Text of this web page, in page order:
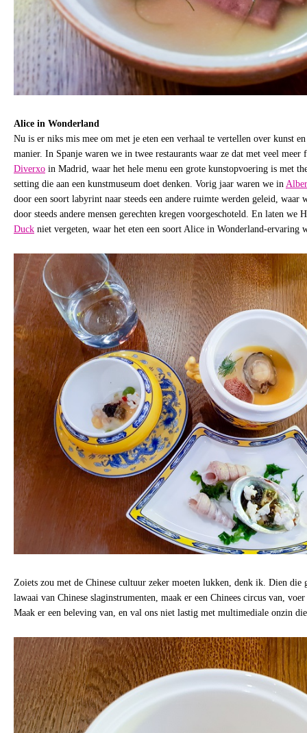
Alice in Wonderland
Nu is er niks mis mee om met je eten een verhaal te vertellen over kunst
manier. In Spanje waren we in twee restaurants waar ze dat met veel
Diverxo in Madrid, waar het hele menu een grote kunstopvoering is met
setting die aan een kunstmuseum doet denken. Vorig jaar waren we in
door een soort labyrint naar steeds een andere ruimte werden geleid, waar
door steeds andere mensen gerechten kregen voorgeschoteld. En laten we
Duck niet vergeten, waar het eten een soort Alice in Wonderland-ervaring
Zoiets zou met de Chinese cultuur zeker moeten lukken, denk ik. Dien die
lawaai van Chinese slaginstrumenten, maak er een Chinees circus van,
Maak er een beleving van, en val ons niet lastig met multimediale onzin